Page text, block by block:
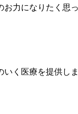
力になりたく思っ
く医療を提供しま